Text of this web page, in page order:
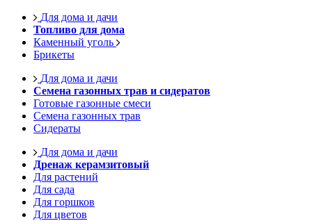
Для дома и дачи
Топливо для дома
Каменный уголь
Брикеты
Для дома и дачи
Семена газонных трав и сидератов
Готовые газонные смеси
Семена газонных трав
Сидераты
Для дома и дачи
Дренаж керамзитовый
Для растений
Для сада
Для горшков
Для цветов